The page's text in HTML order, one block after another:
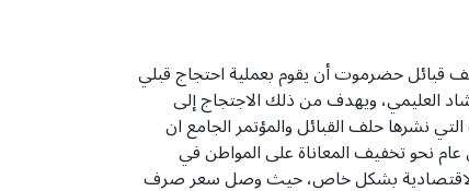
حضرموت أن يقوم بعملية احتجاج قبلي
العليمي، ويهدف من ذلك الاجتجاج إلى
نشرها حلف القبائل والمؤتمر الجامع ان
نحو تخفيف المعاناة على المواطن في
والاقتصادية بشكل خاص، حيث وصل سعر صرف